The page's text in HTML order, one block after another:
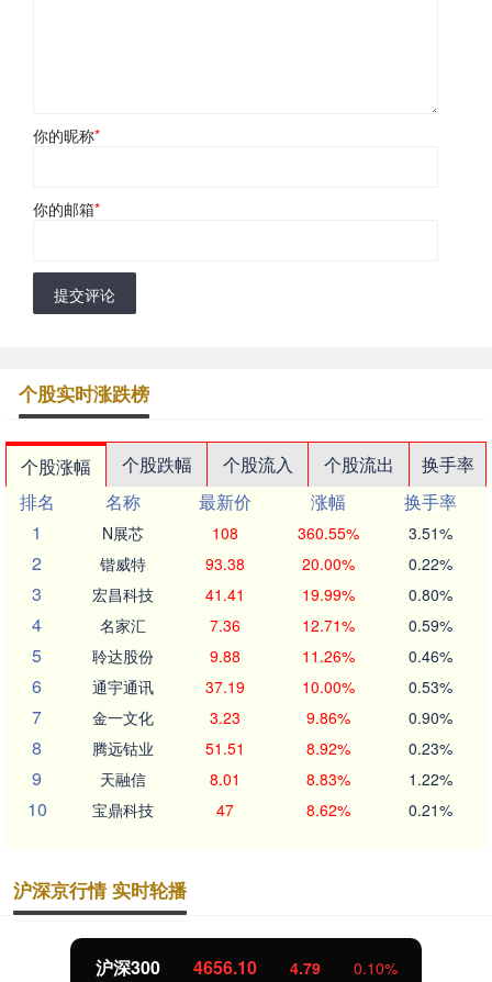
你的昵称*
你的邮箱*
提交评论
个股实时涨跌榜
个股涨幅 个股跌幅 个股流入 个股流出
换手率
排名
名称 最新价 涨幅
换手率
1
N展芯 108 360.55% 3.51%
2 锴威特 93.38 20.00% 0.22%
3 宏昌科技 41.41 19.99% 0.80%
4 名家汇 7.36 12.71% 0.59%
5 聆达股份 9.88 11.26% 0.46%
6 通宇通讯 37.19 10.00% 0.53%
7 金一文化 3.23 9.86% 0.90%
8 腾远钴业 51.51 8.92% 0.23%
9 天融信 8.01 8.83% 1.22%
10 宝鼎科技 47 8.62% 0.21%
沪深京行情 实时轮播
沪深300 4656.10 4.79 0.10%